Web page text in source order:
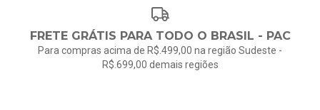
FRETE GRÁTIS PARA TODO O BRASIL - PAC
Para compras acima de R$.499,00 na região Sudeste -
R$.699,00 demais regiões